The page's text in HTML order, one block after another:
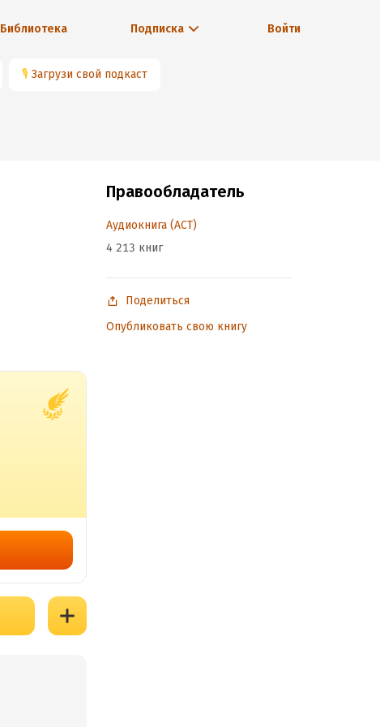
Библиотека Подписка Войти
🎙 Загрузи свой подкаст
Правообладатель
Аудиокнига (АСТ)
4 213 книг
Поделиться
Опубликовать свою книгу